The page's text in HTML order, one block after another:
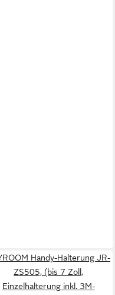
Handy-Halterung JR-
ZS505, (bis 7 Zoll,
Einzelhalterung inkl. 3M-